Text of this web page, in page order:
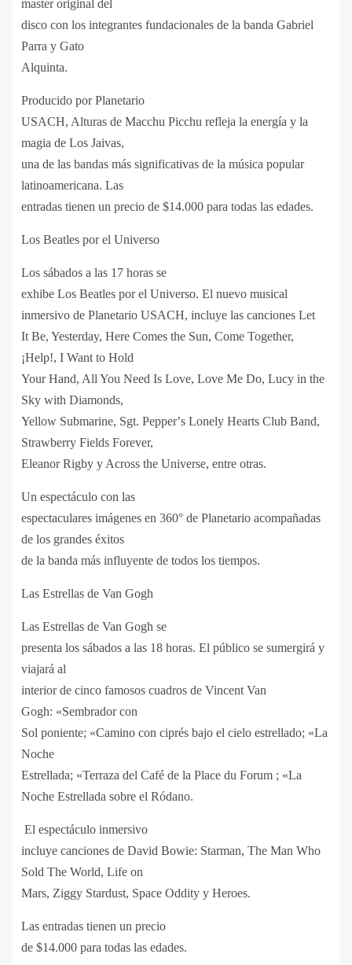
master original del
disco con los integrantes fundacionales de la banda Gabriel
Parra y Gato
Alquinta.
Producido por Planetario
USACH, Alturas de Macchu Picchu refleja la energía y la
magia de Los Jaivas,
una de las bandas más significativas de la música popular
latinoamericana. Las
entradas tienen un precio de $14.000 para todas las edades.
Los Beatles por el Universo
Los sábados a las 17 horas se
exhibe Los Beatles por el Universo. El nuevo musical
inmersivo de Planetario USACH, incluye las canciones Let
It Be, Yesterday, Here Comes the Sun, Come Together,
¡Help!, I Want to Hold
Your Hand, All You Need Is Love, Love Me Do, Lucy in the
Sky with Diamonds,
Yellow Submarine, Sgt. Pepper’s Lonely Hearts Club Band,
Strawberry Fields Forever,
Eleanor Rigby y Across the Universe, entre otras.
Un espectáculo con las
espectaculares imágenes en 360° de Planetario acompañadas
de los grandes éxitos
de la banda más influyente de todos los tiempos.
Las Estrellas de Van Gogh
Las Estrellas de Van Gogh se
presenta los sábados a las 18 horas. El público se sumergirá y
viajará al
interior de cinco famosos cuadros de Vincent Van
Gogh: «Sembrador con
Sol poniente; «Camino con ciprés bajo el cielo estrellado; «La
Noche
Estrellada; «Terraza del Café de la Place du Forum ; «La
Noche Estrellada sobre el Ródano.
El espectáculo inmersivo
incluye canciones de David Bowie: Starman, The Man Who
Sold The World, Life on
Mars, Ziggy Stardust, Space Oddity y Heroes.
Las entradas tienen un precio
de $14.000 para todas las edades.